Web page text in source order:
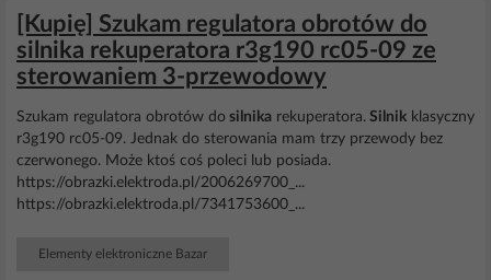
[Kupię] Szukam regulatora obrotów do
silnika rekuperatora r3g190 rc05-09 ze
sterowaniem 3-przewodowy
Szukam regulatora obrotów do silnika rekuperatora. Silnik klasyczny
r3g190 rc05-09. Jednak do sterowania mam trzy przewody bez
czerwonego. Może ktoś coś poleci lub posiada.
https://obrazki.elektroda.pl/2006269700_...
https://obrazki.elektroda.pl/7341753600_...
Elementy elektroniczne Bazar